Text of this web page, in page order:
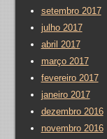
setembro 2017
julho 2017
abril 2017
março 2017
fevereiro 2017
janeiro 2017
dezembro 2016
novembro 2016